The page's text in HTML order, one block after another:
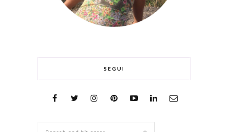
SEGUI